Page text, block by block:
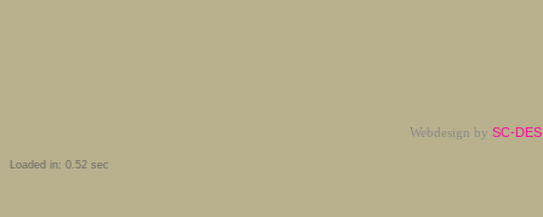
Webdesign by SC-
Loaded in: 0.52 sec